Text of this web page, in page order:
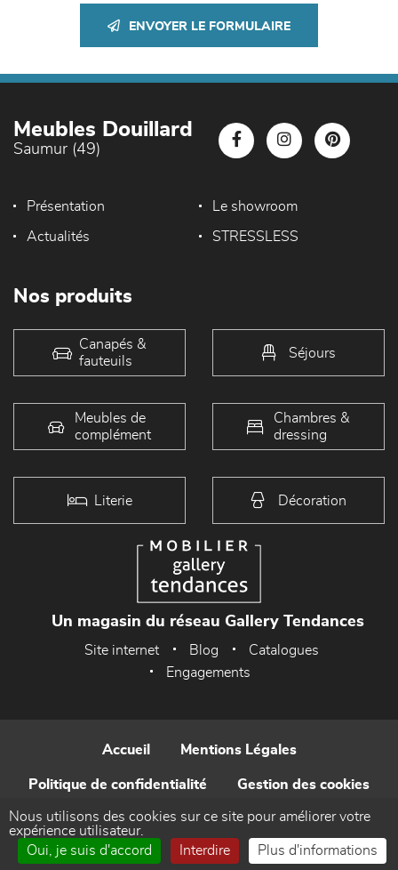
ENVOYER LE FORMULAIRE
Meubles Douillard
Saumur (49)
Présentation Le showroom
Actualités STRESSLESS
Nos produits
Canapés &
fauteuils
Séjours
Meubles de
complément
Chambres &
dressing
Literie Décoration
Un magasin du réseau Gallery Tendances
Site internet Blog
Catalogues
Engagements
Accueil Mentions Légales
Politique de confidentialité Gestion des cookies
Contact
Nous utilisons des cookies sur ce site pour améliorer votre
expérience utilisateur.
Oui, je suis d'accord
Interdire Plus d'informations